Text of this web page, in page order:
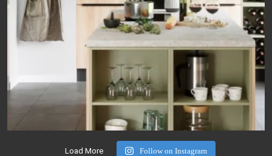
Load More Follow on Instagram